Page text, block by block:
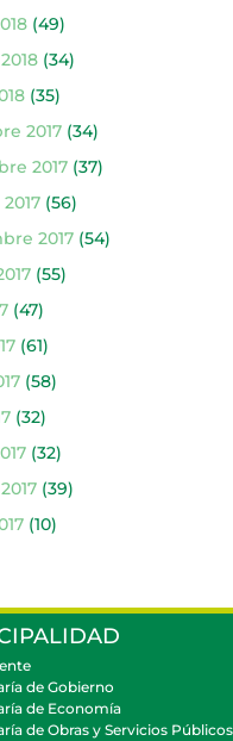
(49)
(34)
(35)
2017(34)
2017(37)
(56)
2017(54)
(55)
(47)
(61)
(58)
(32)
(32)
(39)
(10)
de Gobierno
de Economía
de Obras y Servicios Públicos